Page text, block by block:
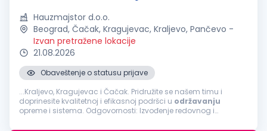
Hauzmajstor d.o.o.
Beograd, Čačak, Kragujevac, Kraljevo, Pančevo -
Izvan pretražene lokacije
21.08.2026
Obaveštenje o statusu prijave
...Kraljevo, Kragujevac i Čačak. Pridružite se našem timu i
doprinesite kvalitetnoj i efikasnoj podršci u održavanju
opreme i sistema. Odgovornosti: Izvođenje redovnog i